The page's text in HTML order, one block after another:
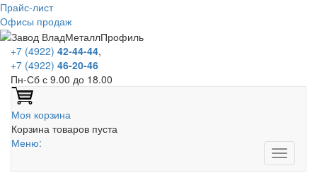
Прайс-лист
Офисы продаж
+7 (4922) 42-44-44,
+7 (4922) 46-20-46
Пн-Сб с 9.00 до 18.00
Моя корзина
Корзина товаров пуста
Меню: